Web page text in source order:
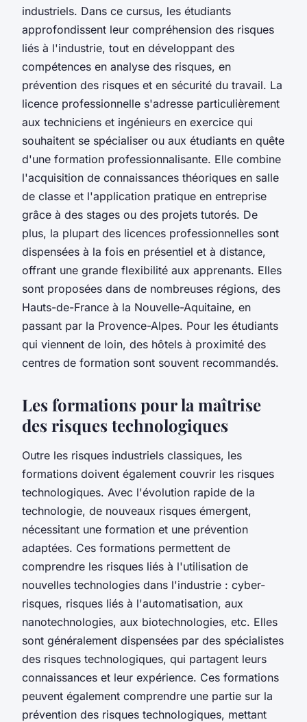
industriels. Dans ce cursus, les étudiants
approfondissent leur compréhension des risques
liés à l'industrie, tout en développant des
compétences en analyse des risques, en
prévention des risques et en sécurité du travail. La
licence professionnelle s'adresse particulièrement
aux techniciens et ingénieurs en exercice qui
souhaitent se spécialiser ou aux étudiants en quête
d'une formation professionnalisante. Elle combine
l'acquisition de connaissances théoriques en salle
de classe et l'application pratique en entreprise
grâce à des stages ou des projets tutorés. De
plus, la plupart des licences professionnelles sont
dispensées à la fois en présentiel et à distance,
offrant une grande flexibilité aux apprenants. Elles
sont proposées dans de nombreuses régions, des
Hauts-de-France à la Nouvelle-Aquitaine, en
passant par la Provence-Alpes. Pour les étudiants
qui viennent de loin, des hôtels à proximité des
centres de formation sont souvent recommandés.
Les formations pour la maîtrise
des risques technologiques
Outre les risques industriels classiques, les
formations doivent également couvrir les risques
technologiques. Avec l'évolution rapide de la
technologie, de nouveaux risques émergent,
nécessitant une formation et une prévention
adaptées. Ces formations permettent de
comprendre les risques liés à l'utilisation de
nouvelles technologies dans l'industrie : cyber-
risques, risques liés à l'automatisation, aux
nanotechnologies, aux biotechnologies, etc. Elles
sont généralement dispensées par des spécialistes
des risques technologiques, qui partagent leurs
connaissances et leur expérience. Ces formations
peuvent également comprendre une partie sur la
prévention des risques technologiques, mettant